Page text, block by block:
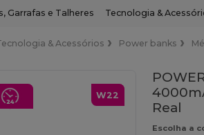
Garrafas e Talheres Tecnologia &
& Acessórios Power banks
W22
Real
Escolha a